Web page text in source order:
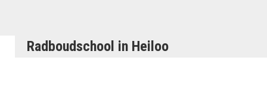
Radboudschool in Heiloo